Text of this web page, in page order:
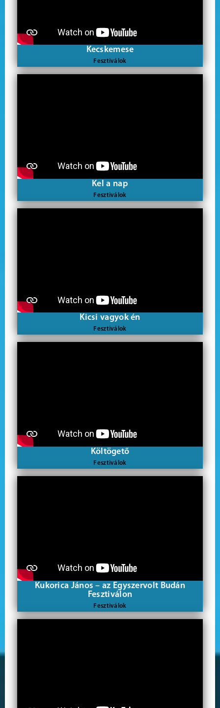
Kecskemese
Fesztiválok
Kel a nap
Fesztiválok
Kicsi vagyok én
Fesztiválok
Költögető
Fesztiválok
Kukorica János – az Egyszervolt Budán
Fesztiválon
Fesztiválok